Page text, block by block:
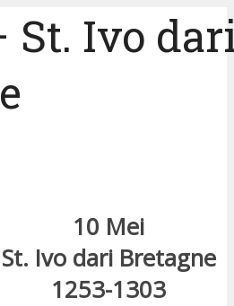
St. Ivo
10 Mei
St. Ivo dari Bretagne
1253-1303